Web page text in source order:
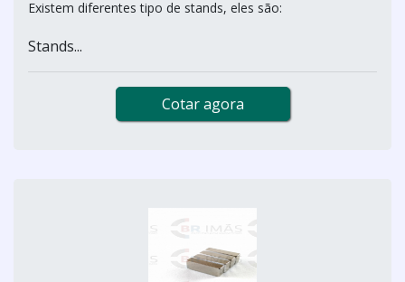
Existem diferentes tipo de stands, eles são:
Stands...
Cotar agora